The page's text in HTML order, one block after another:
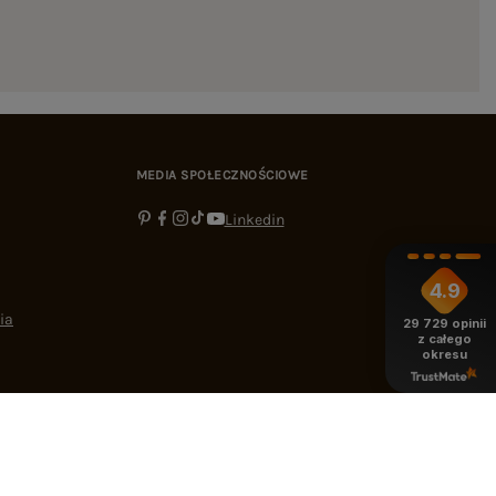
MEDIA SPOŁECZNOŚCIOWE
Linkedin
4.9
29 729 opinii
z całego
okresu